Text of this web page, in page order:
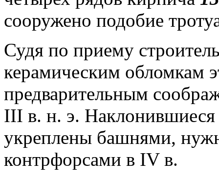
сооружено подобие
Судя по приему
керамическим обломкам
предварительным
III в. н. э.
укреплены башнями,
контрфорсами в IV в.